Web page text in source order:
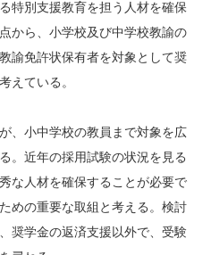
特別支援教育を担う人材を確保
から、小学校及び中学校教諭の
諭免許状保有者を対象として奨
えている。
小中学校の教員まで対象を広
。近年の採用試験の状況を見る
な人材を確保することが必要で
めの重要な取組と考える。検討
奨学金の返済支援以外で、受験